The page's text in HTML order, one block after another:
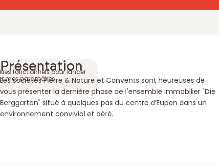
Vidéo de présentation
Voir la vidéo
fonctionnels pour lancer
mes paramètres
Présentation
Les sociétés Pierre & Nature et Convents sont heureuses de
vous présenter la dernière phase de l'ensemble immobilier "Die
Berggärten" situé à quelques pas du centre d’Eupen dans un
environnement convivial et aéré.